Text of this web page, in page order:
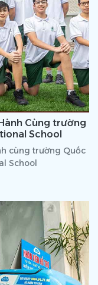
Cùng trường
School
cùng trường Quốc
School